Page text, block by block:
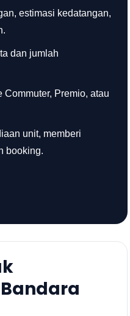
estimasi kedatangan,
dan jumlah
Premio, atau
unit, memberi
booking.